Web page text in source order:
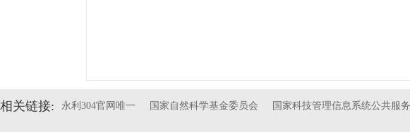
相关链接: 永利304官网唯一 国家自然科学基金委员会 国家科技管理信息系统公共服